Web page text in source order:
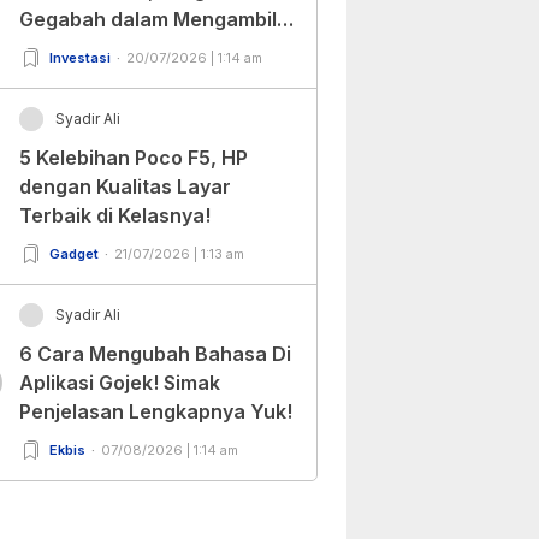
Gegabah dalam Mengambil
Keputusan!
Investasi 20/07/2026 | 1:14 am
Syadir Ali
5 Kelebihan Poco F5, HP
dengan Kualitas Layar
Terbaik di Kelasnya!
Gadget 21/07/2026 | 1:13 am
Syadir Ali
6 Cara Mengubah Bahasa Di
Aplikasi Gojek! Simak
Penjelasan Lengkapnya Yuk!
Ekbis 07/08/2026 | 1:14 am